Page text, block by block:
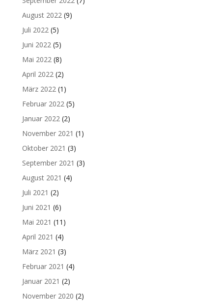
August 2022(9)
Juli 2022(5)
Juni 2022(5)
Mai 2022(8)
April 2022(2)
März 2022(1)
Februar 2022(5)
Januar 2022(2)
November 2021 (1)
Oktober 2021 (3)
September 2021 (3)
August 2021 (4)
Juli 2021 (2)
Juni 2021 (6)
Mai 2021 (11)
April 2021 (4)
März 2021 (3)
Februar 2021 (4)
Januar 2021 (2)
November 2020 (2)